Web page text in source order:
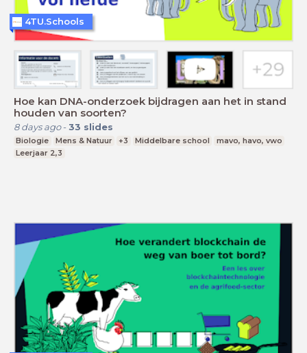
Hoe kan DNA-onderzoek bijdragen aan het in stand
houden van soorten?
8 days ago- 33 slides
Biologie Mens & Natuur +3 Middelbare school
mavo, havo, vwo
Leerjaar 2,3
4TU.Schools